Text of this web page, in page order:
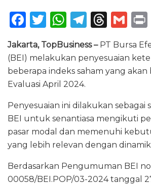
F
c
e
b
o
o
k
T
w
it
te
r
W
h
a
ts
A
p
p
T
e
g
m
T
re
a
s
G
ai
l
Jakarta, TopBusiness –PT Bursa
(BEI) melakukan penyesuaian
beberapa indeks saham yang
Evaluasi April 2024.
Penyesuaian ini dilakukan sebagai
BEI untuk senantiasa mengikuti
pasar modal dan memenuhi
yang lebih relevan dengan
Berdasarkan Pengumuman BEI
00058/BEI.POP/03-2024 tanggal